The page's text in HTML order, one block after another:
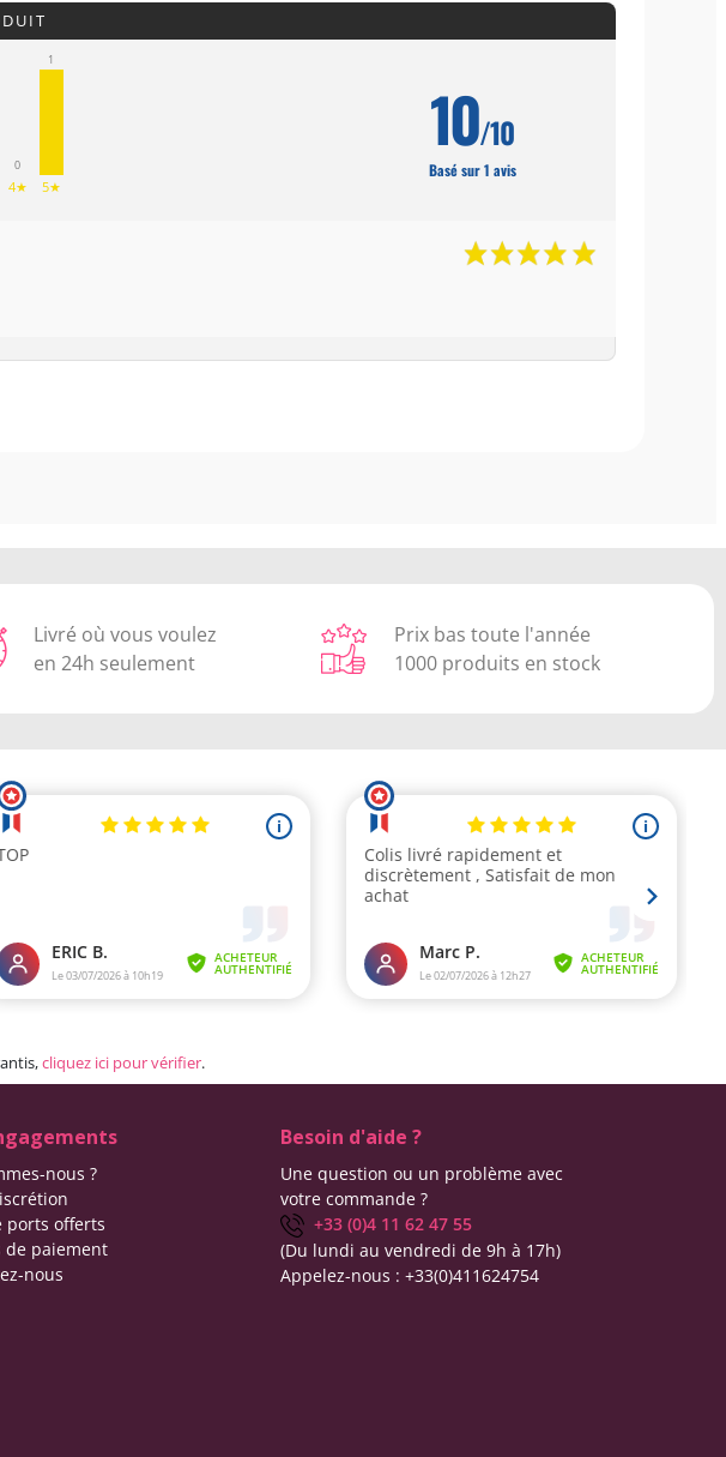
0
4★
1
5★
10/10
Basé sur 1 avis
Livré où vous voulez
en 24h seulement
Prix bas toute l'année
1000 produits en stock
cliquez ici pour vérifier.
nous ?
ports offerts
de paiement
nous
Besoin d'aide ?
Une question ou un problème avec
votre commande ?
+33 (0)4 11 62 47 55
(Du lundi au vendredi de 9h à 17h)
Appelez-nous : +33(0)411624754